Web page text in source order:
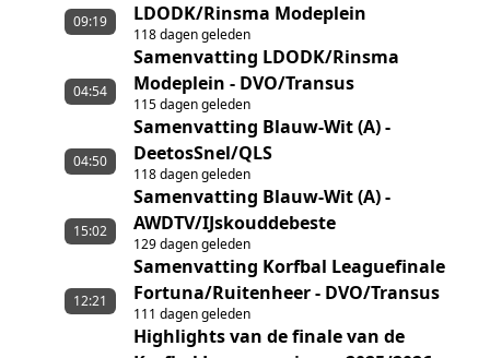
LDODK/Rinsma Modeplein
118 dagen geleden
09:19
Samenvatting LDODK/Rinsma
Modeplein - DVO/Transus
115 dagen geleden
04:54
Samenvatting Blauw-Wit (A) -
DeetosSnel/QLS
118 dagen geleden
04:50
Samenvatting Blauw-Wit (A) -
AWDTV/IJskouddebeste
129 dagen geleden
15:02
Samenvatting Korfbal Leaguefinale
Fortuna/Ruitenheer - DVO/Transus
111 dagen geleden
12:21
Highlights van de finale van de